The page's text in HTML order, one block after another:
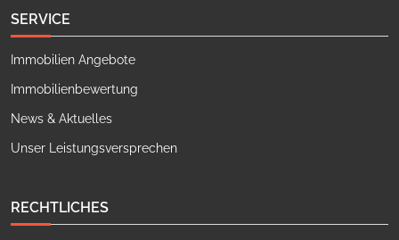
SERVICE
Immobilien Angebote
Immobilienbewertung
News & Aktuelles
Unser Leistungsversprechen
RECHTLICHES